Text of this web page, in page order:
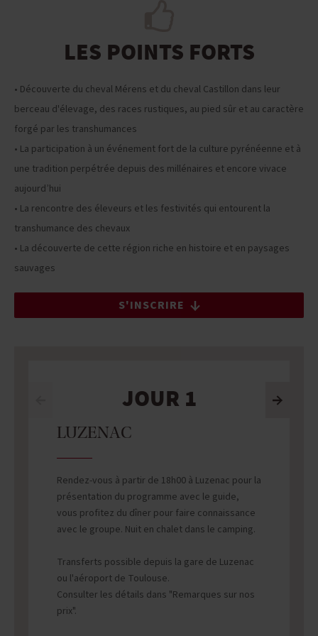
LES POINTS FORTS
• Découverte du cheval Mérens et du cheval Castillon dans leur
berceau d'élevage, des races rustiques, au pied sûr et au caractère
forgé par les transhumances
• La participation à un événement fort de la culture pyrénéenne et à
une tradition perpétrée depuis des millénaires et encore vivace
aujourd’hui
• La rencontre des éleveurs et les festivités qui entourent la
transhumance des chevaux
• La découverte de cette région riche en histoire et en paysages
sauvages
S'INSCRIRE
JOUR 1
LUZENAC
Rendez-vous à partir de 18h00 à Luzenac pour la
présentation du programme avec le guide,
vous profitez du dîner pour faire connaissance
avec le groupe. Nuit en chalet dans le camping.
Transferts possible depuis la gare de Luzenac
ou l'aéroport de Toulouse.
Consulter les détails dans "Remarques sur nos
prix".